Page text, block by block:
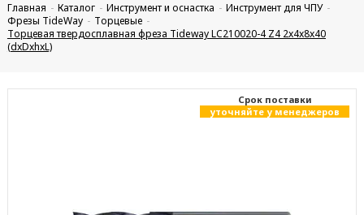
Главная Каталог Инструмент и оснастка
Инструмент для ЧПУ
Фрезы TideWay
Торцевые
Торцевая твердосплавная фреза Tideway LC210020-4 Z4 2x4x8x40
(dxDxhxL)
Cрок поставки
уточняйте у менеджеров